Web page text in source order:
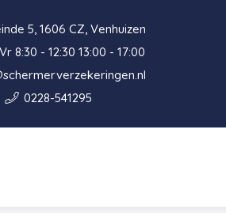
5, 1606 CZ, Venhuizen
8:30 - 12:30 13:00 - 17:00
0228-541295